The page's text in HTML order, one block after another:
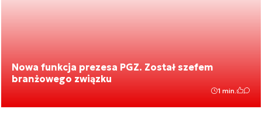
Nowa funkcja prezesa PGZ. Został szefem
branżowego związku
1 min.